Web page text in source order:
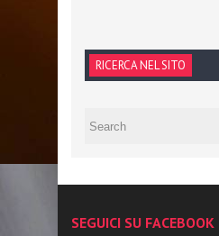
RICERCA NEL SITO
SEGUICI SU FACEBOOK